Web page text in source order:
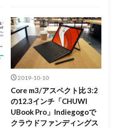
2019-10-10
Core m3/アスペクト比 3:2
の12.3インチ「CHUWI
UBook Pro」Indiegogoで
クラウドファンディングス